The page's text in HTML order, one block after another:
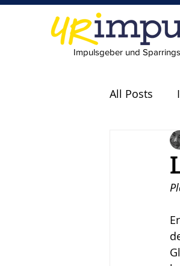
Impulsgeber und
All Posts
Experten
scheitern